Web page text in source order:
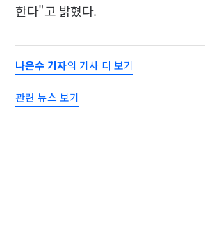
한다"고 밝혔다.
나은수 기자의 기사 더 보기
관련 뉴스 보기